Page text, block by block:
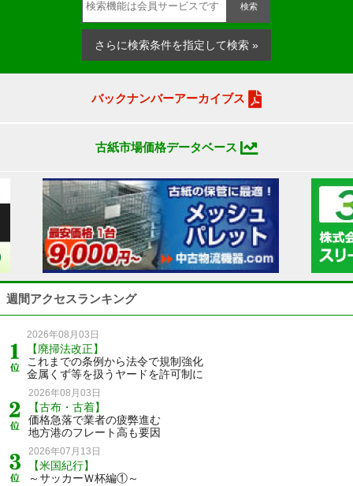
検索
さらに検索条件を指定して検索 »
バックナンバーアーカイブス
古紙市場価格データベース
週間アクセスランキング
2026年08月03日
【廃掃法改正】
これまでの条例から法令で規制強化
金属くず等を扱うヤードを許可制に
2026年08月03日
【古布・古着】
価格急落で業者の疲弊進む
地方港のフレート高も要因
2026年07月13日
【米国紀行】
～サッカーＷ杯編①～